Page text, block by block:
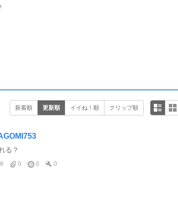
新着順 更新順 イイね！順 クリップ順
る？
8 0 0 0